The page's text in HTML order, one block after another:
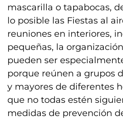
mascarilla o tapabocas,
lo posible las Fiestas al
reuniones en interiores,
pequeñas, la
pueden ser
porque reúnen a grupos
y mayores de diferentes
que no todas estén
medidas de prevención